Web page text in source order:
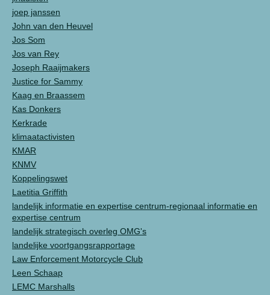
joep janssen
John van den Heuvel
Jos Som
Jos van Rey
Joseph Raaijmakers
Justice for Sammy
Kaag en Braassem
Kas Donkers
Kerkrade
klimaatactivisten
KMAR
KNMV
Koppelingswet
Laetitia Griffith
landelijk informatie en expertise centrum-regionaal informatie en
expertise centrum
landelijk strategisch overleg OMG's
landelijke voortgangsrapportage
Law Enforcement Motorcycle Club
Leen Schaap
LEMC Marshalls